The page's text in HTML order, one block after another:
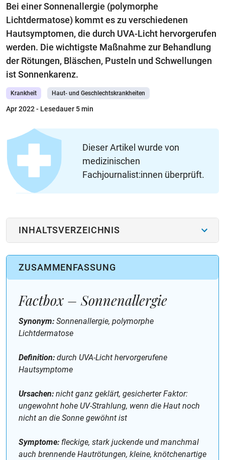
Bei einer Sonnenallergie (polymorphe
Lichtdermatose) kommt es zu verschiedenen
Hautsymptomen, die durch UVA-Licht hervorgerufen
werden. Die wichtigste Maßnahme zur Behandlung
der Rötungen, Bläschen, Pusteln und Schwellungen
ist Sonnenkarenz.
Krankheit Haut- und Geschlechtskrankheiten
Apr 2022- Lesedauer 5 min
Dieser Artikel wurde von
medizinischen
Fachjournalist:innen überprüft.
INHALTSVERZEICHNIS
ZUSAMMENFASSUNG
Factbox – Sonnenallergie
Synonym: Sonnenallergie, polymorphe
Lichtdermatose
Definition: durch UVA-Licht hervorgerufene
Hautsymptome
Ursachen: nicht ganz geklärt, gesicherter Faktor:
ungewohnt hohe UV-Strahlung, wenn die Haut noch
nicht an die Sonne gewöhnt ist
Symptome: fleckige, stark juckende und manchmal
auch brennende Hautrötungen, kleine, knötchenartige